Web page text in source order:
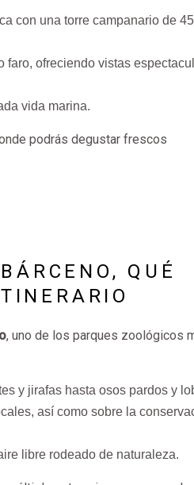
con una torre campanario de 45
faro, ofreciendo vistas
vida marina.
podrás degustar frescos
QUÉ
, uno de los parques zoológicos
y jirafas hasta osos pardos y
así como sobre la
libre rodeado de naturaleza.